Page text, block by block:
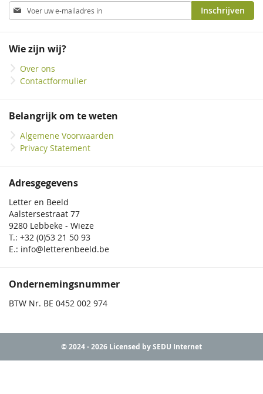
Abonneer
u
op
nieuwsbrief
Inschrijven
Wie zijn wij?
Over ons
Contactformulier
Belangrijk om te weten
Algemene Voorwaarden
Privacy Statement
Adresgegevens
Letter en Beeld
Aalstersestraat 77
9280 Lebbeke - Wieze
T.: +32 (0)53 21 50 93
E.: info@letterenbeeld.be
Ondernemingsnummer
BTW Nr. BE 0452 002 974
© 2024 - 2026 Licensed by SEDU Internet